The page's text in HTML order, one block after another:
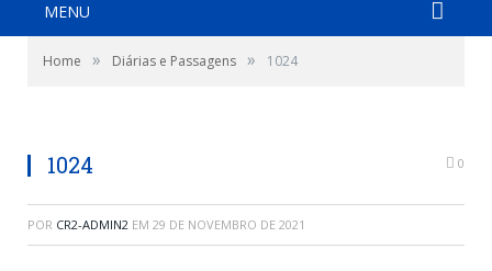
MENU
Home » Diárias e Passagens » 1024
1024 0
POR CR2-ADMIN2 EM 29 DE NOVEMBRO DE 2021